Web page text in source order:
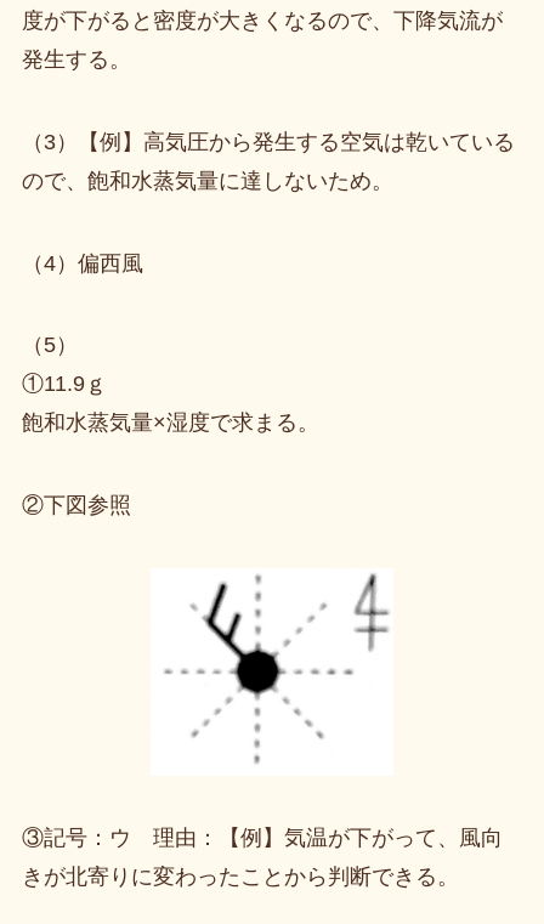
度が下がると密度が大きくなるので、下降気流が
発生する。
（3）【例】高気圧から発生する空気は乾いている
ので、飽和水蒸気量に達しないため。
（4）偏西風
（5）
①11.9ｇ
飽和水蒸気量×湿度で求まる。
②下図参照
③記号：ウ 理由：【例】気温が下がって、風向
きが北寄りに変わったことから判断できる。